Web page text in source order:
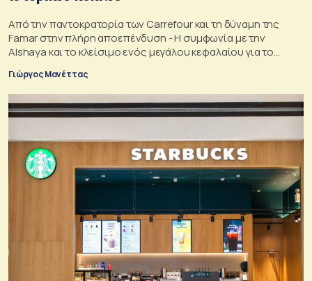
Από την παντοκρατορία των Carrefour και τη δύναμη της
Famar στην πλήρη αποεπένδυση - Η συμφωνία με την
Alshaya και το κλείσιμο ενός μεγάλου κεφαλαίου για το
Γιώργος Μανέττας